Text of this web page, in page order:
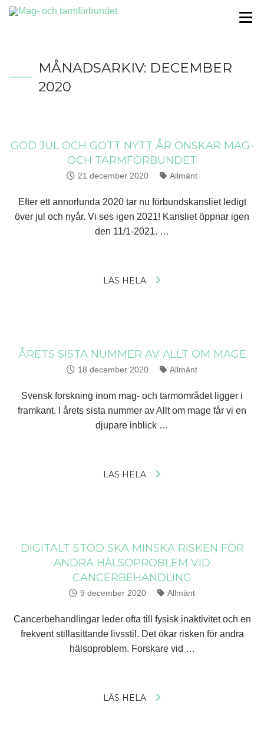
MÅNADSARKIV: DECEMBER
2020
GOD JUL OCH GOTT NYTT ÅR ÖNSKAR MAG-
OCH TARMFÖRBUNDET
Publicerat:
21 december 2020 Kategorier:
Allmänt
Efter ett annorlunda 2020 tar nu förbundskansliet ledigt
över jul och nyår. Vi ses igen 2021! Kansliet öppnar igen
den 11/1-2021. …
LÄS HELA
ÅRETS SISTA NUMMER AV ALLT OM MAGE
Publicerat:
18 december 2020 Kategorier:
Allmänt
Svensk forskning inom mag- och tarmområdet ligger i
framkant. I årets sista nummer av Allt om mage får vi en
djupare inblick …
LÄS HELA
DIGITALT STÖD SKA MINSKA RISKEN FÖR
ANDRA HÄLSOPROBLEM VID
CANCERBEHANDLING
Publicerat:
9 december 2020 Kategorier:
Allmänt
Cancerbehandlingar leder ofta till fysisk inaktivitet och en
frekvent stillasittande livsstil. Det ökar risken för andra
hälsoproblem. Forskare vid …
LÄS HELA